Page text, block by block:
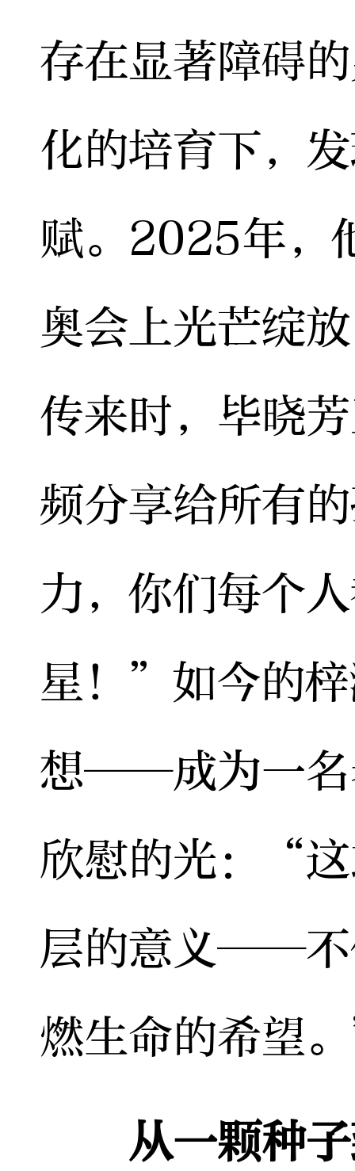
存在显著障碍
化的培育下，
赋。2025年，
奥会上光芒绽
传来时，毕晓
频分享给所有
力，你们每个
星！”如今的
想——成为一名
欣慰的光：“
层的意义——不
燃生命的希望
从一颗种